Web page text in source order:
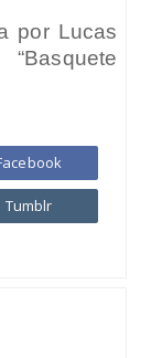
por Lucas
Tumblr